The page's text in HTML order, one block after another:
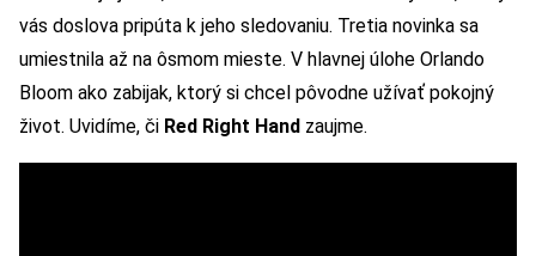
vás doslova pripúta k jeho sledovaniu. Tretia novinka sa
umiestnila až na ôsmom mieste. V hlavnej úlohe Orlando
Bloom ako zabijak, ktorý si chcel pôvodne užívať pokojný
život. Uvidíme, či Red Right Hand zaujme.